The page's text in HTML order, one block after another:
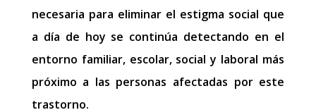
necesaria para eliminar el estigma social que
a día de hoy se continúa detectando en el
entorno familiar, escolar, social y laboral más
próximo a las personas afectadas por este
trastorno.